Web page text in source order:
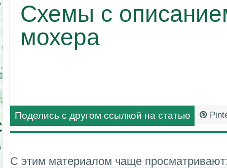
Схемы с
мохера
Поделись с другом ссылкой на статью
С этим материалом чаще